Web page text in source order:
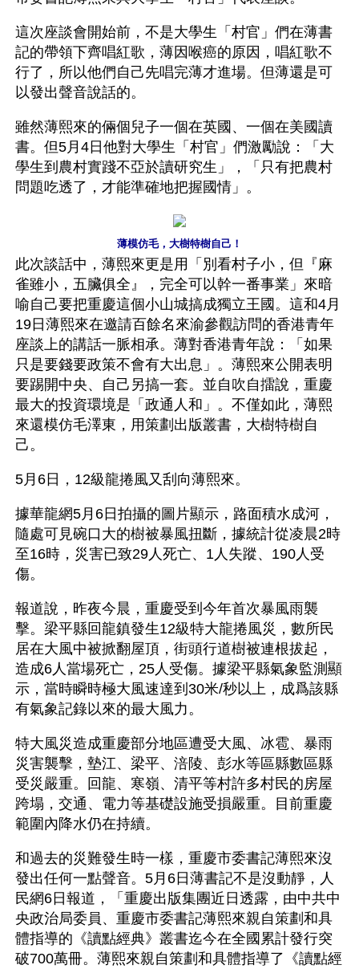
這次座談會開始前，不是大學生「村官」們在薄書
記的帶領下齊唱紅歌，薄因喉癌的原因，唱紅歌不
行了，所以他們自己先唱完薄才進場。但薄還是可
以發出聲音說話的。
雖然薄熙來的倆個兒子一個在英國、一個在美國讀
書。但5月4日他對大學生「村官」們激勵說：「大
學生到農村實踐不亞於讀研究生」，「只有把農村
問題吃透了，才能準確地把握國情」。
薄模仿毛，大樹特樹自己！
此次談話中，薄熙來更是用「別看村子小，但『麻
雀雖小，五臟俱全』，完全可以幹一番事業」來暗
喻自己要把重慶這個小山城搞成獨立王國。這和4月
19日薄熙來在邀請百餘名來渝參觀訪問的香港青年
座談上的講話一脈相承。薄對香港青年說：「如果
只是要錢要政策不會有大出息」。薄熙來公開表明
要踢開中央、自己另搞一套。並自吹自擂說，重慶
最大的投資環境是「政通人和」。不僅如此，薄熙
來還模仿毛澤東，用策劃出版叢書，大樹特樹自
己。
5月6日，12級龍捲風又刮向薄熙來。
據華龍網5月6日拍攝的圖片顯示，路面積水成河，
隨處可見碗口大的樹被暴風扭斷，據統計從凌晨2時
至16時，災害已致29人死亡、1人失蹤、190人受
傷。
報道說，昨夜今晨，重慶受到今年首次暴風雨襲
擊。梁平縣回龍鎮發生12級特大龍捲風災，數所民
居在大風中被掀翻屋頂，街頭行道樹被連根拔起，
造成6人當場死亡，25人受傷。據梁平縣氣象監測顯
示，當時瞬時極大風速達到30米/秒以上，成爲該縣
有氣象記錄以來的最大風力。
特大風災造成重慶部分地區遭受大風、冰雹、暴雨
災害襲擊，墊江、梁平、涪陵、彭水等區縣數區縣
受災嚴重。回龍、寒嶺、清平等村許多村民的房屋
跨塌，交通、電力等基礎設施受損嚴重。目前重慶
範圍內降水仍在持續。
和過去的災難發生時一樣，重慶市委書記薄熙來沒
發出任何一點聲音。5月6日薄書記不是沒動靜，人
民網6日報道，「重慶出版集團近日透露，由中共中
央政治局委員、重慶市委書記薄熙來親自策劃和具
體指導的《讀點經典》叢書迄今在全國累計發行突
破700萬冊。薄熙來親自策劃和具體指導了《讀點經